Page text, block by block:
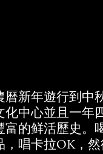
曆新年遊行到中
化中心並且一年
富的鲜活歷史。
，唱卡拉OK，